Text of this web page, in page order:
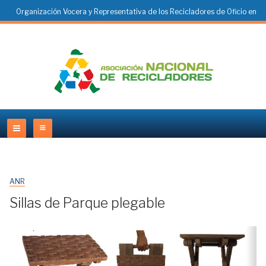
Organización Vocera y Representativa de los Recicladores de Oficio en
ANR
Sillas de Parque plegable